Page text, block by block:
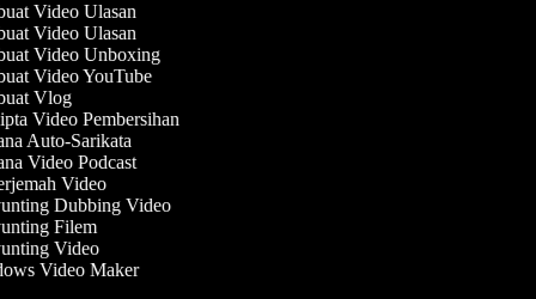
Video Ulasan
Video Ulasan
Video Unboxing
Video YouTube
Vlog
Video Pembersihan
Auto-Sarikata
Video Podcast
Video
Dubbing Video
Filem
Video
Video Maker